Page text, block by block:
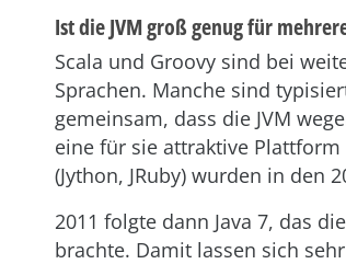
Ist die JVM groß genug für
Scala und Groovy sind bei
Sprachen. Manche sind
gemeinsam, dass die JVM
eine für sie attraktive
(Jython, JRuby) wurden in den
2011 folgte dann Java 7, das
brachte. Damit lassen sich